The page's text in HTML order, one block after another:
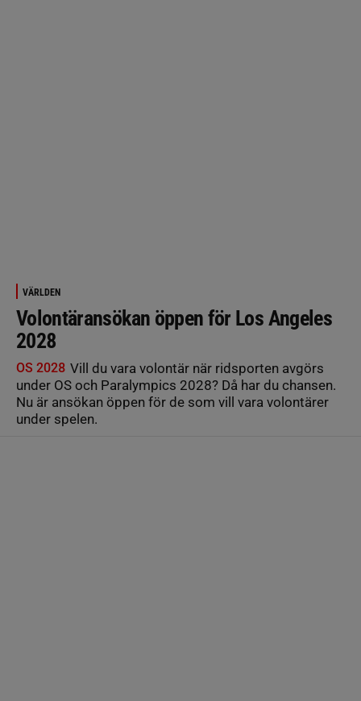
VÄRLDEN
Volontäransökan öppen för Los Angeles
2028
OS 2028 Vill du vara volontär när ridsporten avgörs
under OS och Paralympics 2028? Då har du chansen.
Nu är ansökan öppen för de som vill vara volontärer
under spelen.